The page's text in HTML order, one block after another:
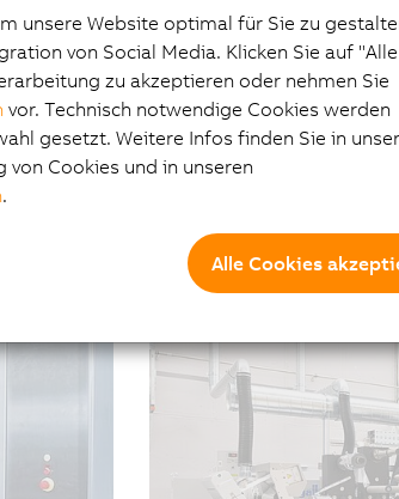
der
allem
Flexibler.
Generation Drucker
Was bisher dem Offset-
einiger Zeit mit dem
erledigen: Der Canon
zweiten Generation,
wirtschaftlicher
essenzielle
und eine schnelle
von ABB.
#Druck
unsere Website optimal für Sie zu
von Social Media. Klicken Sie auf
zu akzeptieren oder nehmen Sie
vor. Technisch notwendige Cookies werden
gesetzt. Weitere Infos finden Sie in
von Cookies und in unseren
.
Alle Cookies